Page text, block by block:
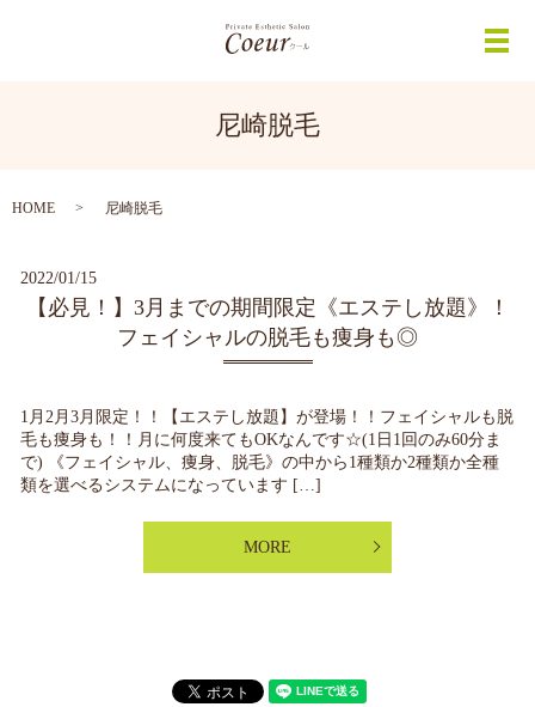
メ
尼崎脱毛
HOME 尼崎脱毛
2022/01/15
【必見！】3月までの期間限定《エステし放題》！
フェイシャルの脱毛も痩身も◎
1月2月3月限定！！【エステし放題】が登場！！フェイシャルも脱
毛も痩身も！！月に何度来てもOKなんです☆(1日1回のみ60分ま
で) 《フェイシャル、痩身、脱毛》の中から1種類か2種類か全種
類を選べるシステムになっています […]
MORE